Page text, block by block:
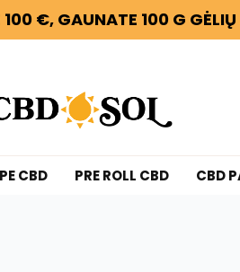
100 €, GAUNATE 100 G
CBD PRE ROLL CBD CBD